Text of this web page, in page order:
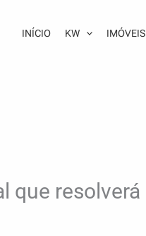
INÍCIO KW IMÓVEIS
que resolverá